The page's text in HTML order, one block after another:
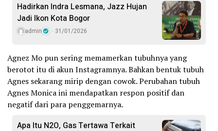
Hadirkan Indra Lesmana, Jazz Hujan
Jadi Ikon Kota Bogor
admin 31/01/2026
Agnez Mo pun sering memamerkan tubuhnya yang
berotot itu di akun Instagramnya. Bahkan bentuk tubuh
Agnes sekarang mirip dengan cowok. Perubahan tubuh
Agnes Monica ini mendapatkan respon positif dan
negatif dari para penggemarnya.
Apa Itu N2O, Gas Tertawa Terkait